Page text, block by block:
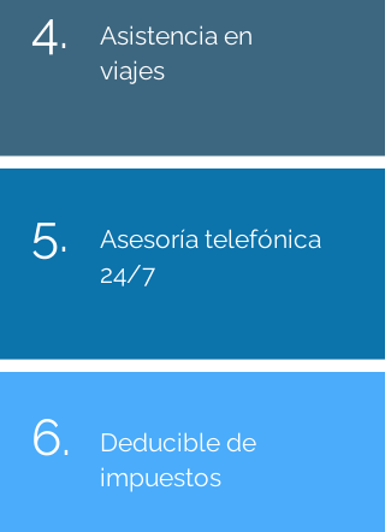
4.
Asistencia en
viajes
5.
Asesoría telefónica
24/7
6.
Deducible de
impuestos